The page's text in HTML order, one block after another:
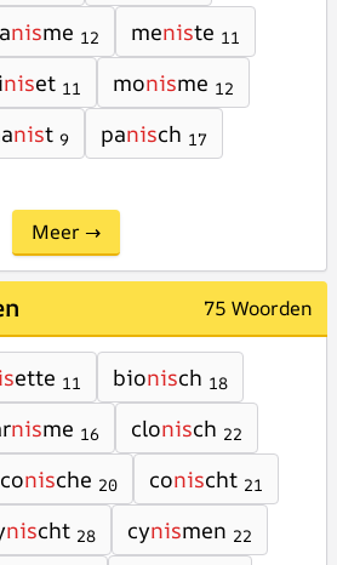
nisme 12 meniste 11
niset 11 monisme 12
nist 9 panisch 17
Meer →
75 Woorden
ette 11 bionisch 18
nisme 16 clonisch 22
conische 20 conischt 21
nischt 28 cynismen 22